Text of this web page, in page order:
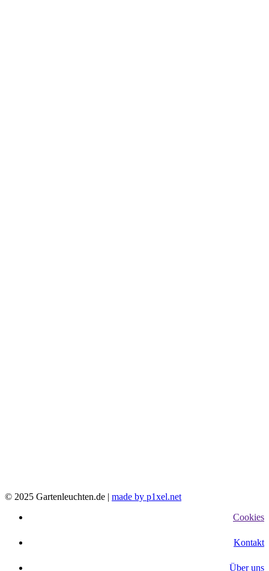
© 2025 Gartenleuchten.de | made by p1xel.net
Cookies
Kontakt
Über uns